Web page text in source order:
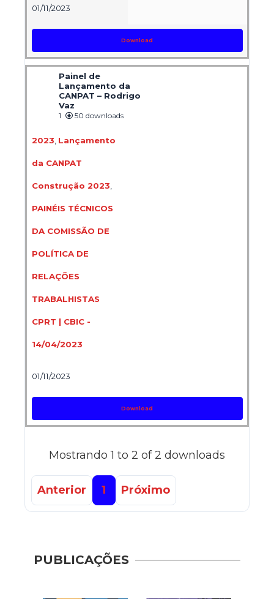
01/11/2023
Download
Painel de
Lançamento da
CANPAT – Rodrigo
Vaz
1 50 downloads
2023 Lançamento
da CANPAT
Construção 2023
PAINÉIS TÉCNICOS
DA COMISSÃO DE
POLÍTICA DE
RELAÇÕES
TRABALHISTAS
CPRT | CBIC -
14/04/2023
01/11/2023
Download
Mostrando 1 to 2 of 2 downloads
Anterior 1 Próximo
PUBLICAÇÕES